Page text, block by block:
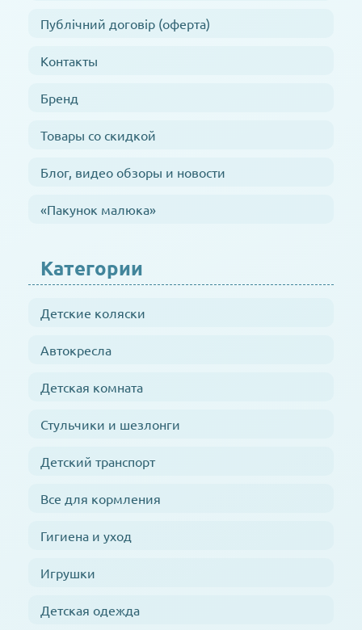
Публічний договір (оферта)
Контакты
Бренд
Товары со скидкой
Блог, видео обзоры и новости
«Пакунок малюка»
Категории
Детские коляски
Автокресла
Детская комната
Стульчики и шезлонги
Детский транспорт
Все для кормления
Гигиена и уход
Игрушки
Детская одежда